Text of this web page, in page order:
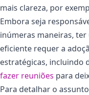
mais clareza, por
Embora seja
inúmeras maneiras,
eficiente requer a
estratégicas, incluindo
fazer reuniões para
Para detalhar o